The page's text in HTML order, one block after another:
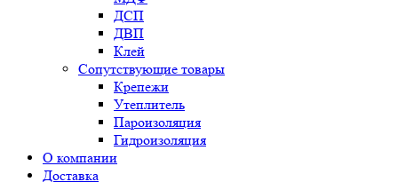
ДСП
ДВП
Клей
Сопутствующие товары
Крепежи
Утеплитель
Пароизоляция
Гидроизоляция
О компании
Доставка